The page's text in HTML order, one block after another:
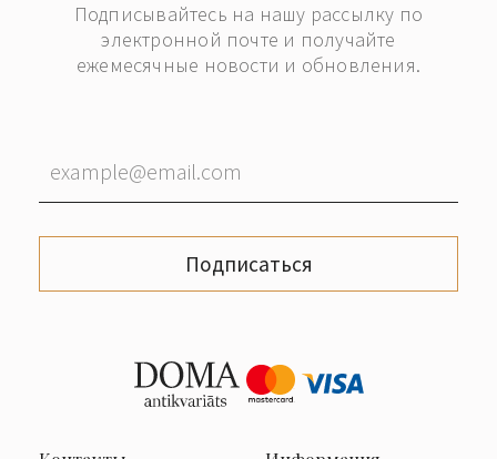
Подписывайтесь на нашу рассылку по
электронной почте и получайте
ежемесячные новости и обновления.
Подписаться